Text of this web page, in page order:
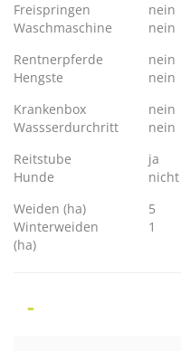
Freispringen
nein
Waschmaschine
nein
Rentnerpferde
nein
Hengste
nein
Krankenbox
nein
Wassserdurchritt
nein
Reitstube
ja
Hunde
Weiden (ha)
5
Winterweiden
(ha)
1
-